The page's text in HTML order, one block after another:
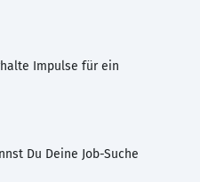
Impulse für ein
Du Deine Job-Suche